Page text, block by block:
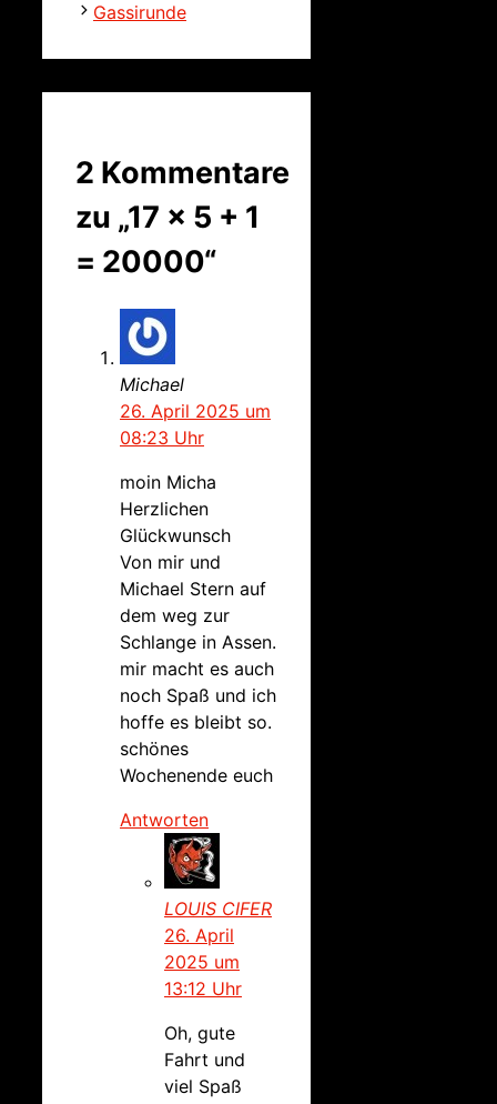
Gassirunde
2 Kommentare
zu „17 x 5 + 1
= 20000“
Michael
26. April 2025 um
08:23 Uhr
moin Micha
Herzlichen
Glückwunsch
Von mir und
Michael Stern auf
dem weg zur
Schlange in Assen.
mir macht es auch
noch Spaß und ich
hoffe es bleibt so.
schönes
Wochenende euch
Antworten
LOUIS CIFER
26. April
2025 um
13:12 Uhr
Oh, gute
Fahrt und
viel Spaß